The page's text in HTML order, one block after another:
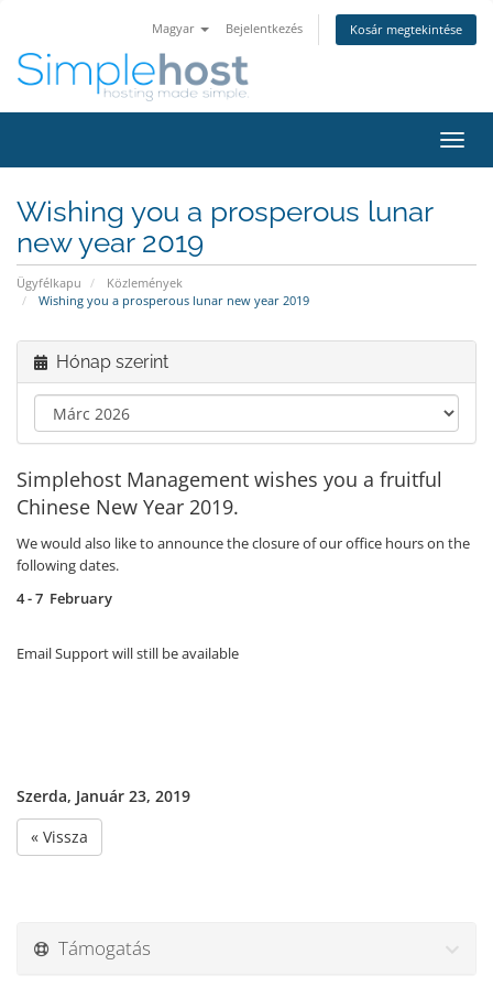
Magyar Bejelentkezés Kosár megtekintése
a
Wishing you a prosperous lunar
new year 2019
Ügyfélkapu
Közlemények
Wishing you a prosperous lunar new year 2019
Hónap szerint
Simplehost Management wishes you a fruitful
Chinese New Year 2019.
We would also like to announce the closure of our office hours on the
following dates.
4 - 7 February
Email Support will still be available
Szerda, Január 23, 2019
« Vissza
Támogatás